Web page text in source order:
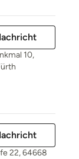
10,
22, 64668